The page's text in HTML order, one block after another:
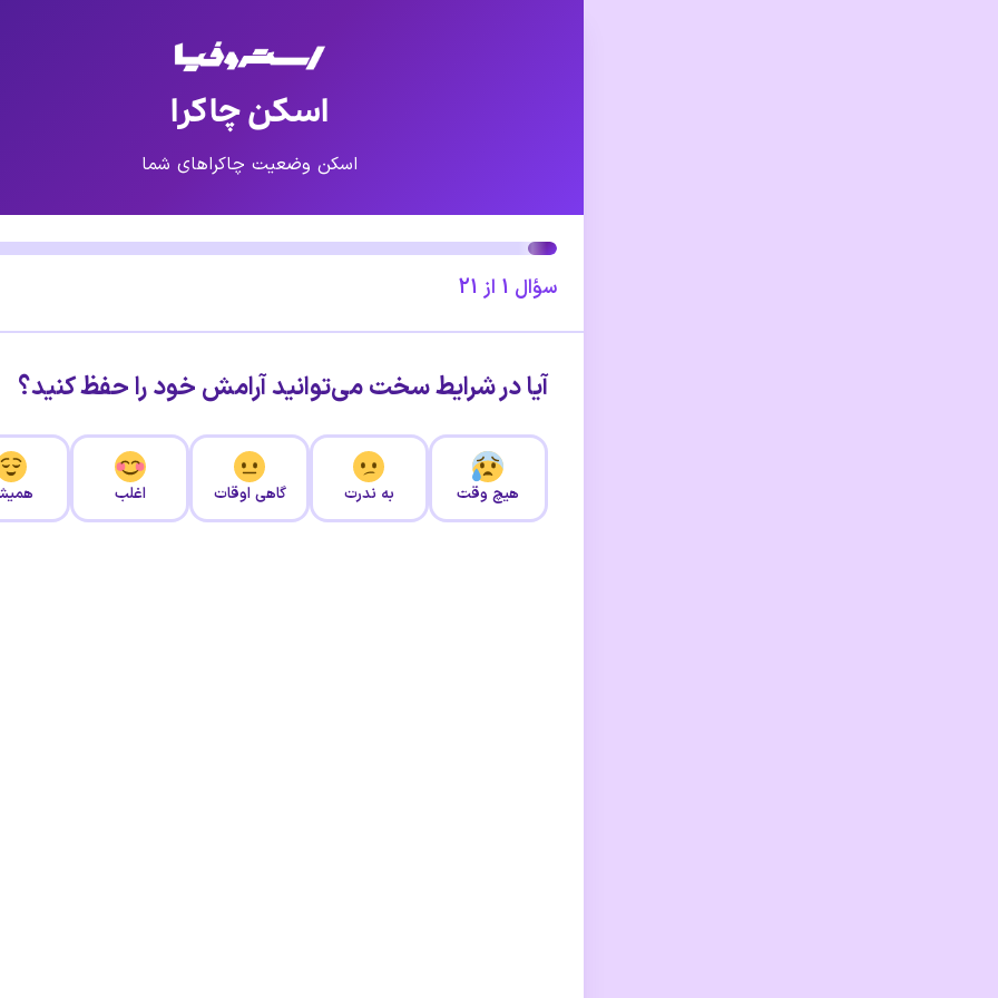
اسکن چاکرا
اسکن وضعیت چاکراهای شما
سؤال 1 از 21
آیا در شرایط سخت می‌توانید آرامش خود را حفظ کنید؟
هیچ وقت به ندرت گاهی اوقات اغلب